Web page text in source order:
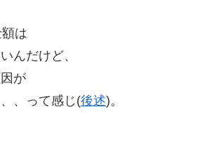
は
んだけど、
が
、って感じ(後述)。